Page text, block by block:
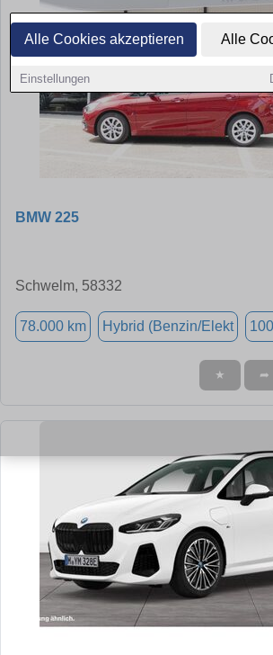
Alle Cookies akzeptieren Alle
Einstellungen
BMW 225
Schwelm, 58332
78.000 km Hybrid (Benzin/Elekt
★ ➦